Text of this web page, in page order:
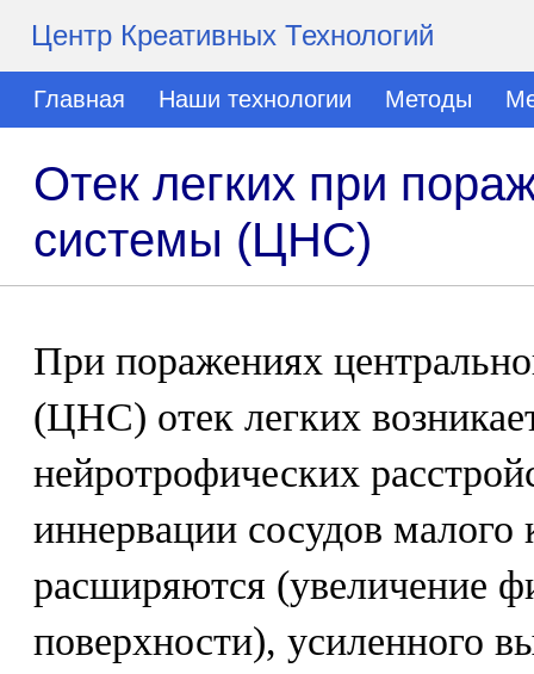
Центр Креативных Технологий
Главная Наши технологии Методы
Отек легких при
системы (ЦНС)
При поражениях
(ЦНС) отек легких
нейротрофических
иннервации сосудов малого
расширяются (увеличение
поверхности), усиленного